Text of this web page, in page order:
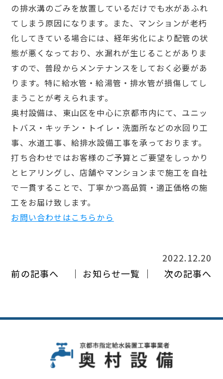
の排水溝のごみを放置しているだけでも水があふれ
てしまう原因になります。また、マンションが老朽
化してきている場合には、経年劣化により配管の状
態が悪くなっており、水漏れが生じることがありま
すので、普段からメンテナンスをしておく必要があ
ります。特に給水管・給湯管・排水管が損傷してし
まうことが考えられます。
奥村設備は、東山区を中心に京都市内にて、ユニッ
トバス・キッチン・トイレ・洗面所などの水回り工
事、水道工事、給排水設備工事を承っております。
打ち合わせではお客様のご予算とご要望をしっかり
とヒアリングし、店舗やマンションまで施工を自社
で一貫することで、丁寧かつ高品質・適正価格の施
工をお届け致します。
お問い合わせはこちらから
2022.12.20
前の記事へ
│ お知らせ一覧 │ 次の記事へ